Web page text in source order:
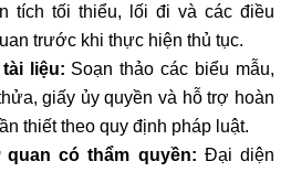
tích tối thiểu, lối đi và các điều
trước khi thực hiện thủ tục.
liệu: Soạn thảo các biểu mẫu,
giấy ủy quyền và hỗ trợ hoàn
thiết theo quy định pháp luật.
có thẩm quyền: Đại diện